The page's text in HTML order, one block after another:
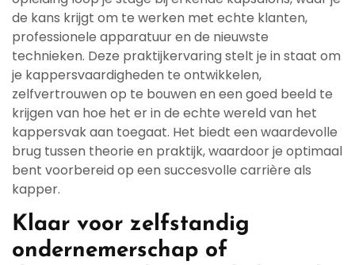
de kans krijgt om te werken met echte klanten,
professionele apparatuur en de nieuwste
technieken. Deze praktijkervaring stelt je in staat om
je kappersvaardigheden te ontwikkelen,
zelfvertrouwen op te bouwen en een goed beeld te
krijgen van hoe het er in de echte wereld van het
kappersvak aan toegaat. Het biedt een waardevolle
brug tussen theorie en praktijk, waardoor je optimaal
bent voorbereid op een succesvolle carrière als
kapper.
Klaar voor zelfstandig
ondernemerschap of